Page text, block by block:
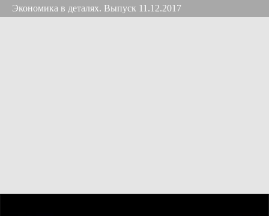
Экономика в деталях. Выпуск 11.12.2017